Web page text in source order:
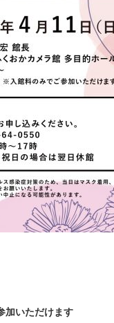
いただけます